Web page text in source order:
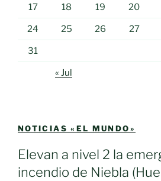
17 18 19 20
24 25 26 27
31
« Jul
NOTICIAS «EL MUNDO»
Elevan a nivel 2 la
incendio de Niebla